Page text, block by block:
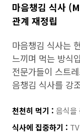
마음챙김 식사
관계 재정립
마음챙김 식사는
느끼며 먹는 방식
전문가들이 스트
음챙김 식사를 강
천천히 먹기 : 음식을
식사에 집중하기 :